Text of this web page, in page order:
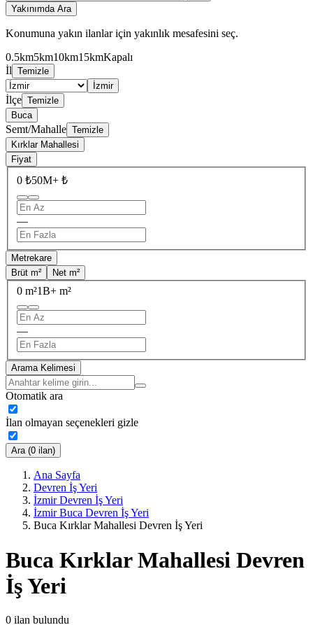
Yakınımda Ara
Konumuna yakın ilanlar için yakınlık mesafesini seç.
0.5km5km10km15kmKapalı
İl Temizle
İzmir
İlçe Temizle
Buca
Semt/Mahalle Temizle
Kırklar Mahallesi
Fiyat
0 ₺50M+ ₺
—
Metrekare
Brüt m²
Net m²
0 m²1B+ m²
—
Arama Kelimesi
Otomatik ara
İlan olmayan seçenekleri gizle
Ara (0 ilan)
Ana Sayfa
Devren İş Yeri
İzmir Devren İş Yeri
İzmir Buca Devren İş Yeri
Buca Kırklar Mahallesi Devren İş Yeri
Buca Kırklar Mahallesi Devren
İş Yeri
0 ilan bulundu